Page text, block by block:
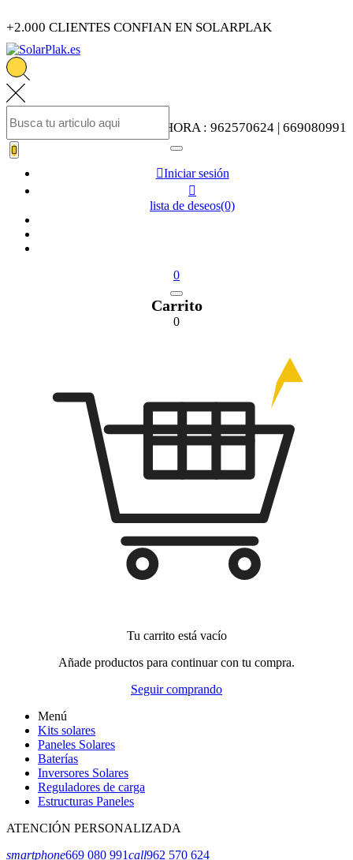
+2.000 CLIENTES CONFIAN EN SOLARPLAK
LLAMENOS AHORA : 962570624 | 669080991

Iniciar sesión

lista de deseos(0)
0
Carrito
0
Tu carrito está vacío
Añade productos para continuar con tu compra.
Seguir comprando
Menú
Kits solares
Paneles Solares
Baterías
Inversores Solares
Reguladores de carga
Estructuras Paneles
ATENCIÓN PERSONALIZADA
smartphone669 080 991call962 570 624